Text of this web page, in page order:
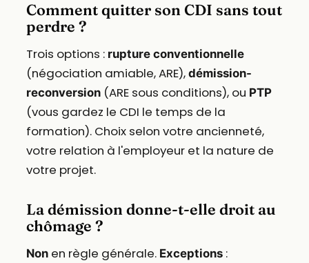
Comment quitter son CDI sans tout
perdre ?
Trois options : rupture conventionnelle
(négociation amiable, ARE), démission-
reconversion(ARE sous conditions), ou PTP
(vous gardez le CDI le temps de la
formation). Choix selon votre ancienneté,
votre relation à l'employeur et la nature de
votre projet.
La démission donne-t-elle droit au
chômage ?
Nonen règle générale. Exceptions: